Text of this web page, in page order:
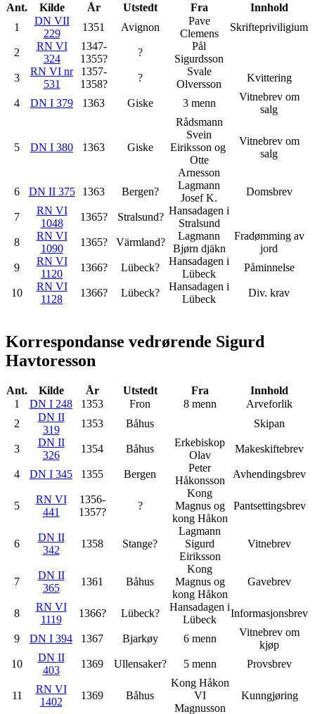
Ant. Kilde År Utstedt Fra
Innhold
1
DN VII
229
1351 Avignon
Pave
Clemens
Skriftepriviligium
2
RN VI
324
1347-
1355?
?
Pål
Sigurdsson
3
RN VI nr
531
1357-
1358?
?
Svale
Olversson
Kvittering
4 DN I 379 1363 Giske 3 menn
Vitnebrev om
salg
5 DN I 380 1363 Giske
Rådsmann
Svein
Eiriksson og
Otte
Arnesson
Vitnebrev om
salg
6 DN II 375 1363 Bergen?
Lagmann
Josef K.
Domsbrev
7
RN VI
1048
1365? Stralsund?
Hansadagen i
Stralsund
8
RN VI
1090
1365? Värmland?
Lagmann
Bjørn djäkn
Fradømming av
jord
9
RN VI
1120
1366? Lübeck?
Hansadagen i
Lübeck
Påminnelse
10
RN VI
1128
1366? Lübeck?
Hansadagen i
Lübeck
Div. krav
Korrespondanse vedrørende Sigurd
Havtoresson
Ant. Kilde År Utstedt Fra
Innhold
1
DN I 248 1353 Fron 8 menn
Arveforlik
2
DN II
319
1353 Båhus Skipan
3
DN II
326
1354 Båhus
Erkebiskop
Olav
Makeskiftebrev
4 DN I 345 1355 Bergen
Peter
Håkonsson
Avhendingsbrev
5
RN VI
441
1356-
1357?
?
Kong
Magnus og
kong Håkon
Pantsettingsbrev
6
DN II
342
1358 Stange?
Lagmann
Sigurd
Eiriksson
Vitnebrev
7
DN II
365
1361 Båhus
Kong
Magnus og
kong Håkon
Gavebrev
8
RN VI
1119
1366? Lübeck?
Hansadagen i
Lübeck
Informasjonsbrev
9 DN I 394 1367 Bjarkøy 6 menn
Vitnebrev om
kjøp
10
DN II
403
1369 Ullensaker? 5 menn Provsbrev
11
RN VI
1402
1369 Båhus
Kong Håkon
VI
Magnusson
Kunngjøring